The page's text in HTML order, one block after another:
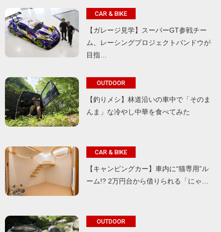
CAR & BIKE
【ガレージ見学】スーパーGT参戦チー
ム、レーシングプロジェクトバンドウが
目指…
OUTDOOR
【釣りメシ】林道沿いの車中で「そのま
んま」な冷やし中華を食べてみた
CAR & BIKE
【キャンピングカー】車内に“猫専用”ル
ーム!? 2万円台から借りられる「にゃ…
OUTDOOR